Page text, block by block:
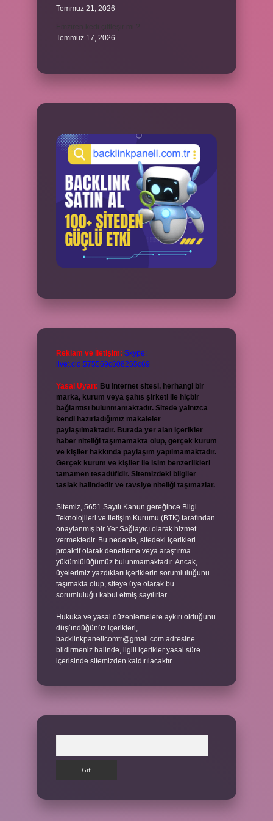
Temmuz 21, 2026
Temmuz 17, 2026
Reklam ve İletişim: Skype:
live:.cid.575569c608265c69
Yasal Uyarı: Bu internet sitesi, herhangi bir
marka, kurum veya şahıs şirketi ile hiçbir
bağlantısı bulunmamaktadır. Sitede yalnızca
kendi hazırladığımız makaleler
paylaşılmaktadır. Burada yer alan içerikler
haber niteliği taşımamakta olup, gerçek kurum
ve kişiler hakkında paylaşım yapılmamaktadır.
Gerçek kurum ve kişiler ile isim benzerlikleri
tamamen tesadüfidir. Sitemizdeki bilgiler
taslak halindedir ve tavsiye niteliği taşımazlar.
Sitemiz, 5651 Sayılı Kanun gereğince Bilgi
Teknolojileri ve İletişim Kurumu (BTK) tarafından
onaylanmış bir Yer Sağlayıcı olarak hizmet
vermektedir. Bu nedenle, sitedeki içerikleri
proaktif olarak denetleme veya araştırma
yükümlülüğümüz bulunmamaktadır. Ancak,
üyelerimiz yazdıkları içeriklerin sorumluluğunu
taşımakta olup, siteye üye olarak bu
sorumluluğu kabul etmiş sayılırlar.
Hukuka ve yasal düzenlemelere aykırı olduğunu
düşündüğünüz içerikleri,
backlinkpanelicomtr@gmail.com adresine
bildirmeniz halinde, ilgili içerikler yasal süre
içerisinde sitemizden kaldırılacaktır.